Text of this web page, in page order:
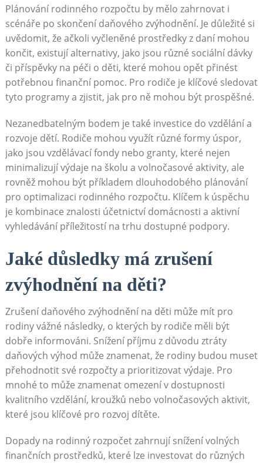
Plánování rodinného rozpočtu by mělo zahrnovat i
scénáře po skončení daňového zvýhodnění. Je důležité si
uvědomit, že ačkoli vyčleněné prostředky z daní mohou
končit, existují alternativy, jako jsou různé sociální dávky
či příspěvky na péči o děti, které mohou opět přinést
potřebnou finanční pomoc. Pro rodiče je klíčové sledovat
tyto programy a zjistit, jak pro ně mohou být prospěšné.
Nezanedbatelným bodem je také investice do vzdělání a
rozvoje dětí. Rodiče mohou využít různé formy úspor,
jako jsou vzdělávací fondy nebo granty, které nejen
minimalizují výdaje na školu a volnočasové aktivity, ale
rovněž mohou být příkladem dlouhodobého plánování
pro optimalizaci rodinného rozpočtu. Klíčem k úspěchu
je kombinace znalosti účetnictví domácnosti a aktivní
vyhledávání příležitostí na trhu dostupné podpory.
Jaké důsledky má zrušení
zvýhodnění na děti?
Zrušení daňového zvýhodnění na děti může mít pro
rodiny vážné následky, o kterých by rodiče měli být
dobře informováni. Snížení příjmu z důvodu ztráty
daňových výhod může znamenat, že rodiny budou muset
přehodnotit své rozpočty a prioritizovat výdaje. Pro
mnohé to může znamenat omezení v dostupnosti
kvalitního vzdělání, kroužků nebo volnočasových aktivit,
které jsou klíčové pro rozvoj dítěte.
Dopady na rodinný rozpočet zahrnují snížení volných
finančních prostředků, které lze investovat do různých